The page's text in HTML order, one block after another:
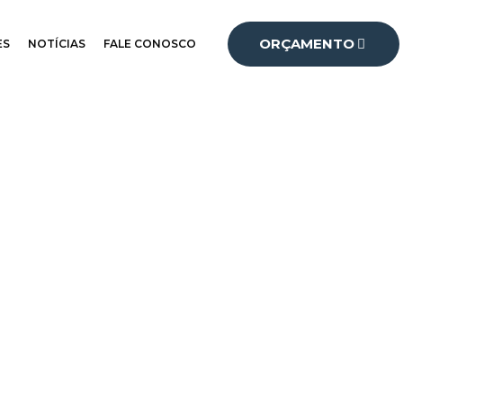
NOTÍCIAS FALE CONOSCO ORÇAMENTO